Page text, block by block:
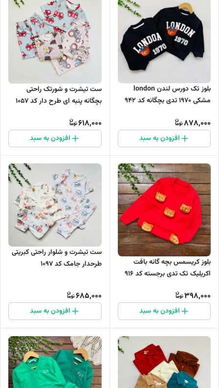
بلوز تک دورس لندن london
مشکی 1970 تدی بچگانه کد ۹۴۲
878,000
افزودن به سبد
ست تیشرت و شورتک راحتی
بچگانه پنبه ای طرح دار کد 1057
618,000
افزودن به سبد
بلوز کریسمس بچه گانه بافت
اکریلیک تک تدی برجسته کد ۹۱۶
398,000
افزودن به سبد
ست تیشرت و شلوار راحتی کبریتی
طرحدار جامک کد 1097
685,000
افزودن به سبد